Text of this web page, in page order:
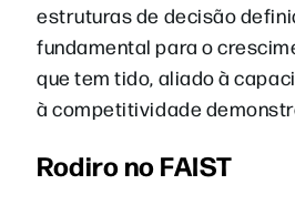
estruturas de decisão
fundamental para o
que tem tido, aliado à
à competitividade
Rodiro no FAIST